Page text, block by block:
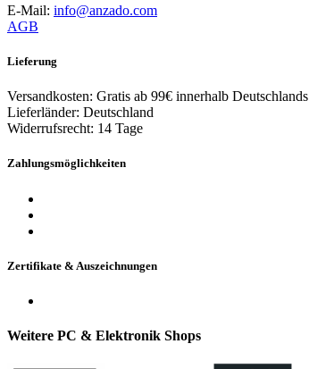
E-Mail: info@anzado.com
AGB
Lieferung
Versandkosten: Gratis ab 99€ innerhalb Deutschlands
Lieferländer: Deutschland
Widerrufsrecht: 14 Tage
Zahlungsmöglichkeiten
Zertifikate & Auszeichnungen
Weitere PC & Elektronik Shops